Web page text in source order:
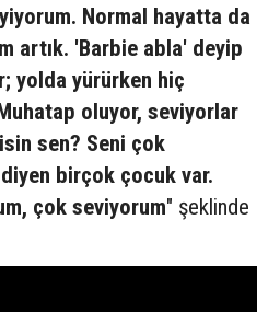
Normal hayatta da
artık. 'Barbie abla' deyip
yolda yürürken hiç
oluyor, seviyorlar
sen? Seni çok
birçok çocuk var.
çok seviyorum" şeklinde